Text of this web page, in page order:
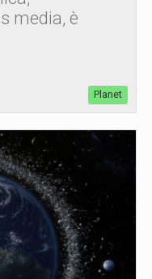
media, è
Planet